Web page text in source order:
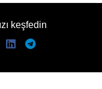
keşfedin